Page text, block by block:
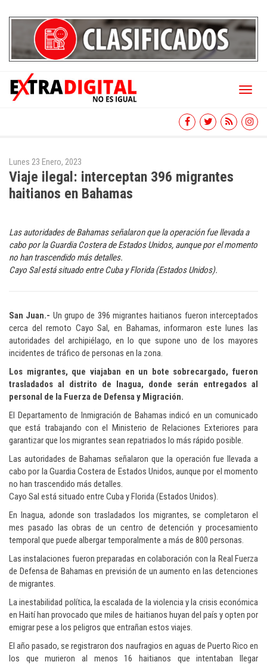
Toggle
Lunes 23 Enero, 2023
Viaje ilegal: interceptan 396 migrantes
haitianos en Bahamas
Las autoridades de Bahamas señalaron que la operación fue llevada a
cabo por la Guardia Costera de Estados Unidos, aunque por el momento
no han trascendido más detalles.
Cayo Sal está situado entre Cuba y Florida (Estados Unidos).
San Juan.- Un grupo de 396 migrantes haitianos fueron interceptados
cerca del remoto Cayo Sal, en Bahamas, informaron este lunes las
autoridades del archipiélago, en lo que supone uno de los mayores
incidentes de tráfico de personas en la zona.
Los migrantes, que viajaban en un bote sobrecargado, fueron
trasladados al distrito de Inagua, donde serán entregados al
personal de la Fuerza de Defensa y Migración.
El Departamento de Inmigración de Bahamas indicó en un comunicado
que está trabajando con el Ministerio de Relaciones Exteriores para
garantizar que los migrantes sean repatriados lo más rápido posible.
Las autoridades de Bahamas señalaron que la operación fue llevada a
cabo por la Guardia Costera de Estados Unidos, aunque por el momento
no han trascendido más detalles.
Cayo Sal está situado entre Cuba y Florida (Estados Unidos).
En Inagua, adonde son trasladados los migrantes, se completaron el
mes pasado las obras de un centro de detención y procesamiento
temporal que puede albergar temporalmente a más de 800 personas.
Las instalaciones fueron preparadas en colaboración con la Real Fuerza
de Defensa de Bahamas en previsión de un aumento en las detenciones
de migrantes.
La inestabilidad política, la escalada de la violencia y la crisis económica
en Haití han provocado que miles de haitianos huyan del país y opten por
emigrar pese a los peligros que entrañan estos viajes.
El año pasado, se registraron dos naufragios en aguas de Puerto Rico en
los que murieron al menos 16 haitianos que intentaban llegar